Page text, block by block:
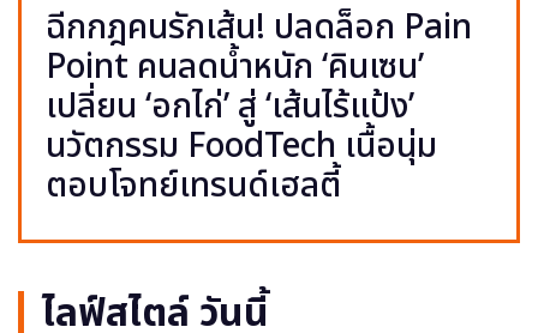
ฉีกกฎคนรักเส้น! ปลดล็อก Pain
Point คนลดน้ำหนัก ‘คินเซน’
เปลี่ยน ‘อกไก่’ สู่ ‘เส้นไร้แป้ง’
นวัตกรรม FoodTech เนื้อนุ่ม
ตอบโจทย์เทรนด์เฮลตี้
ไลฟ์สไตล์ วันนี้